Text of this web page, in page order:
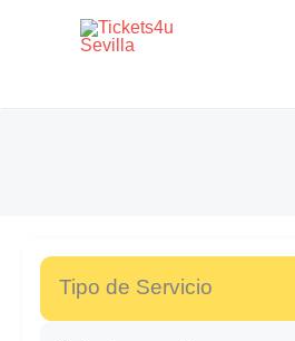
Tipo de Servicio